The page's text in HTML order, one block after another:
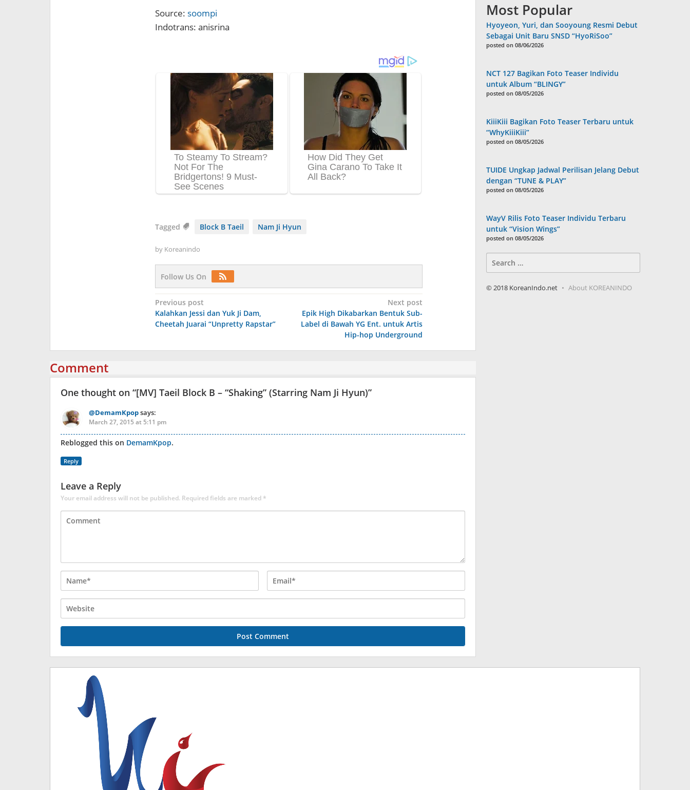
Source: soompi
Indotrans: anisrina
Tagged Block B Taeil Nam Ji Hyun
by Koreanindo
Follow Us On
Post
navigation
Previous post
Kalahkan Jessi dan Yuk Ji Dam,
Cheetah Juarai “Unpretty Rapstar”
Next post
Epik High Dikabarkan Bentuk Sub-
Label di Bawah YG Ent. untuk Artis
Hip-hop Underground
Comment
One thought on “[MV] Taeil Block B – “Shaking” (Starring Nam Ji Hyun)”
@DemamKpopsays:
March 27, 2015 at 5:11 pm
Reblogged this on DemamKpop.
Reply
Leave a Reply
Your email address will not be published. Required fields are marked*
Most Popular
Hyoyeon, Yuri, dan Sooyoung Resmi Debut
Sebagai Unit Baru SNSD “HyoRiSoo”
posted on 08/06/2026
NCT 127 Bagikan Foto Teaser Individu
untuk Album “BLINGY”
posted on 08/05/2026
KiiiKiii Bagikan Foto Teaser Terbaru untuk
“WhyKiiiKiii”
posted on 08/05/2026
TUIDE Ungkap Jadwal Perilisan Jelang Debut
dengan “TUNE & PLAY”
posted on 08/05/2026
WayV Rilis Foto Teaser Individu Terbaru
untuk “Vision Wings”
posted on 08/05/2026
for:
© 2018 KoreanIndo.net About KOREANINDO